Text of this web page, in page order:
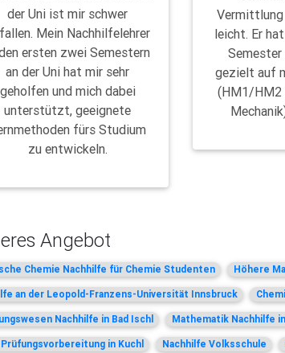
der Uni ist mir schwer
Mein Nachhilfelehrer
ersten zwei Semestern
an der Uni hat mir sehr
geholfen und mich dabei
unterstützt, geeignete
fürs Studium
zu entwickeln.
Vermittlung
leicht. Er
gezielt auf
(HM1/HM2
Angebot
Chemie Nachhilfe für Chemie Studenten Höhere
an der Leopold-Franzens-Universität Innsbruck
Nachhilfe in Bad Ischl Mathematik Nachhilfe
in Kuchl Nachhilfe Volksschule